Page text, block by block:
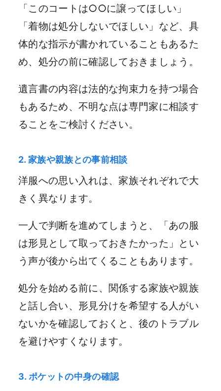
「このコートは○○に譲ってほしい」
「着物は処分しないでほしい」など、具
体的な指示が書かれていることもあるた
め、処分の前に確認しておきましょう。
遺言書の内容は法的な拘束力を持つ場合
もあるため、不明な点は専門家に相談す
ることをご検討ください。
2. 家族や親族との事前相談
洋服への思い入れは、家族それぞれで大
きく異なります。
一人で判断を進めてしまうと、「あの服
は形見として取っておきたかった」とい
う声が後から出てくることもあります。
処分を始める前に、関係する家族や親族
と話し合い、形見分けを希望する人がい
ないかを確認しておくと、後のトラブル
を避けやすくなります。
3. ポケットの中身の確認